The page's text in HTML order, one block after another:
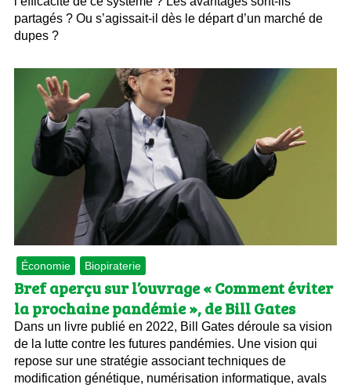
partagés ? Ou s’agissait-il dès le départ d’un marché de
dupes ?
Économie Biopiraterie
Bref aperçu sur l’ouvrage « Comment éviter
la prochaine pandémie », de Bill Gates
Dans un livre publié en 2022, Bill Gates déroule sa vision
de la lutte contre les futures pandémies. Une vision qui
repose sur une stratégie associant techniques de
modification génétique, numérisation informatique, avals